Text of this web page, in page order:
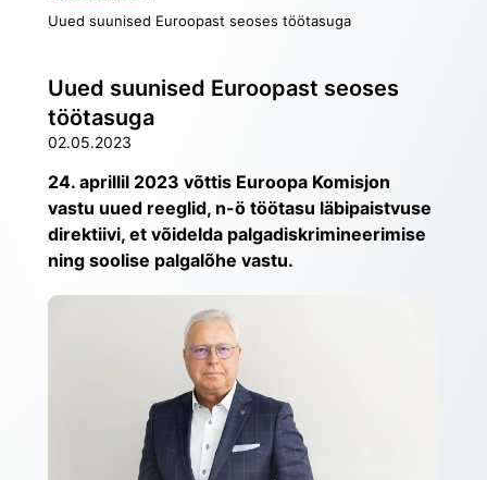
Uued suunised Euroopast seoses töötasuga
Uued suunised Euroopast seoses
töötasuga
02.05.2023
24. aprillil 2023 võttis Euroopa Komisjon
vastu uued reeglid, n-ö töötasu läbipaistvuse
direktiivi, et võidelda palgadiskrimineerimise
ning soolise palgalõhe vastu.